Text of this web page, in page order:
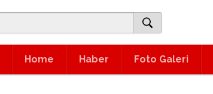
Home Haber Foto Galeri